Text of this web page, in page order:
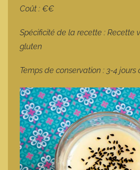
Coût : €€
Spécificité de la recette : Recette
gluten
Temps de conservation : 3-4